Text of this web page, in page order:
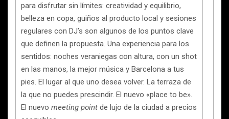
para disfrutar sin límites: creatividad y equilibrio,
belleza en copa, guiños al producto local y sesiones
regulares con DJ’s son algunos de los puntos clave
que definen la propuesta. Una experiencia para los
sentidos: noches veraniegas con altura, con un shot
en las manos, la mejor música y Barcelona a tus
pies. El lugar al que uno desea volver. La terraza de
la que no puedes prescindir. El nuevo «place to be».
El nuevo meeting point de lujo de la ciudad a precios